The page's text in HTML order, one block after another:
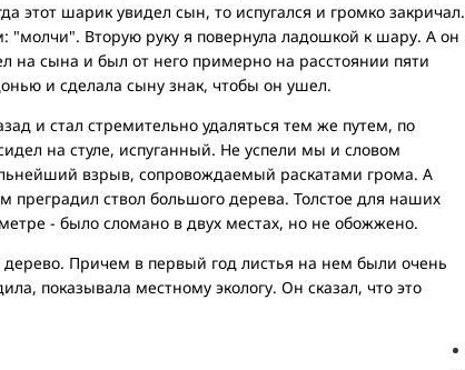
этот шарик увидел сын, то испугался и громко закричал.
"молчи". Вторую руку я повернула ладошкой к шару. А он
на сына и был от него примерно на расстоянии пяти
и сделала сыну знак, чтобы он ушел.
и стал стремительно удаляться тем же путем, по
на стуле, испуганный. Не успели мы и словом
взрыв, сопровождаемый раскатами грома. А
преградил ствол большого дерева. Толстое для наших
- было сломано в двух местах, но не обожжено.
дерево. Причем в первый год листья на нем были очень
показывала местному экологу. Он сказал, что это